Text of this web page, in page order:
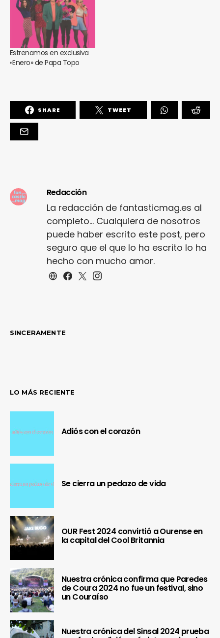
Estrenamos en exclusiva
«Enero» de Papa Topo
SHARE TWEET
Redacción
La redacción de fantasticmag.es al
completo... Cualquiera de nosotros
puede haber escrito este post, pero
seguro que el que lo ha escrito lo ha
hecho con mucho amor.
SINCERAMENTE
LO MÁS RECIENTE
Adiós con el corazón
Se cierra un pedazo de vida
OUR Fest 2024 convirtió a Ourense en
la capital del Cool Britannia
Nuestra crónica confirma que Paredes
de Coura 2024 no fue un festival, sino
un Couraíso
Nuestra crónica del Sinsal 2024 prueba